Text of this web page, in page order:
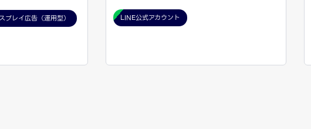
プレイ広告（運用型） LINE公式アカウント